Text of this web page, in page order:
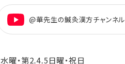
@華先生の鍼灸漢方チャンネル
水曜・第2.4.5日曜・祝日